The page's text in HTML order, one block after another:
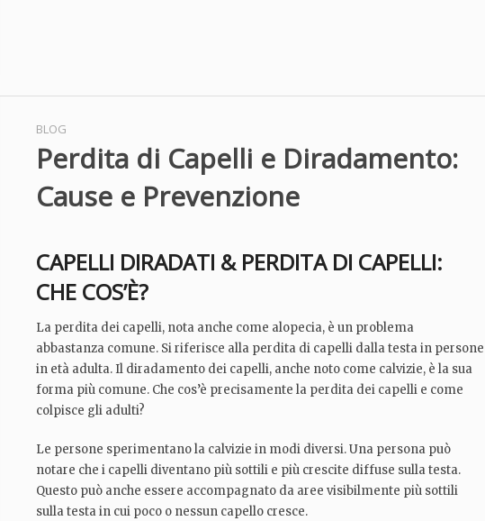
BLOG
Perdita di Capelli e Diradamento:
Cause e Prevenzione
CAPELLI DIRADATI & PERDITA DI CAPELLI:
CHE COS’È?
La perdita dei capelli, nota anche come alopecia, è un problema
abbastanza comune. Si riferisce alla perdita di capelli dalla testa in persone
in età adulta. Il diradamento dei capelli, anche noto come calvizie, è la sua
forma più comune. Che cos’è precisamente la perdita dei capelli e come
colpisce gli adulti?
Le persone sperimentano la calvizie in modi diversi. Una persona può
notare che i capelli diventano più sottili e più crescite diffuse sulla testa.
Questo può anche essere accompagnato da aree visibilmente più sottili
sulla testa in cui poco o nessun capello cresce.